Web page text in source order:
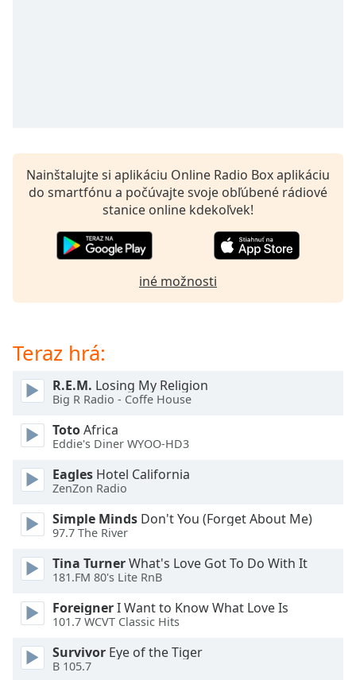
Descriptions
selected
opens
settings
dialog
subtitles
off
Audio
Picture-
Picture
Fullscreen
modal
window.
Nainštalujte si aplikáciu Online Radio Box aplikáciu
do smartfónu a počúvajte svoje obľúbené rádiové
stanice online kdekoľvek!
iné možnosti
Teraz hrá:
R.E.M. Losing My Religion
Big R Radio - Coffe House
TotoAfrica
Eddie's Diner WYOO-HD3
Eagles Hotel California
ZenZon Radio
Simple Minds Don't You (Forget About Me)
97.7 The River
Tina TurnerWhat's Love Got To Do With It
181.FM 80's Lite RnB
ForeignerI Want to Know What Love Is
101.7 WCVT Classic Hits
Survivor Eye of the Tiger
B 105.7